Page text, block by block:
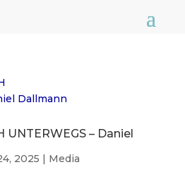
UNTERWEGS – Daniel
2025 | Media